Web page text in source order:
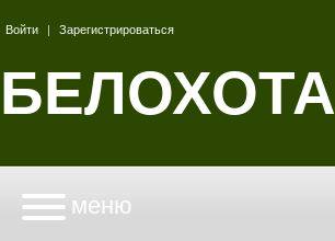
Войти | Зарегистрироваться
БЕЛОХОТА
меню